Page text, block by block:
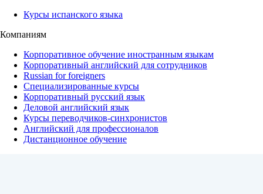
Курсы испанского языка
Компаниям
Корпоративное обучение иностранным языкам
Корпоративный английский для сотрудников
Russian for foreigners
Специализированные курсы
Корпоративный русский язык
Деловой английский язык
Курсы переводчиков-синхронистов
Английский для профессионалов
Дистанционное обучение